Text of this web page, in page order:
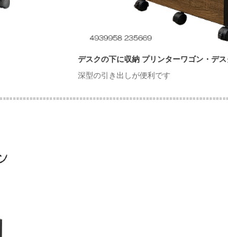
デスクの下に収納 プリンターワゴン・デ
深型の引き出しが便利です